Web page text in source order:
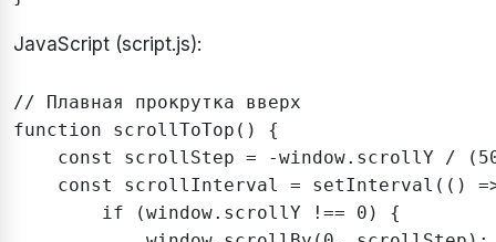
JavaScript (script.js):
// Плавная прокрутка вверх
function scrollToTop() {
const scrollStep = -window.scrollY /
const scrollInterval = setInterval(()
        if (window.scrollY !== 0) {